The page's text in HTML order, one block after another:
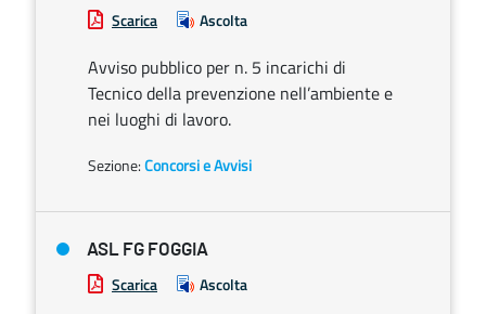
Scarica Ascolta
Avviso pubblico per n. 5 incarichi di
Tecnico della prevenzione nell’ambiente e
nei luoghi di lavoro.
Sezione:Concorsi e Avvisi
ASL FG FOGGIA
Scarica Ascolta